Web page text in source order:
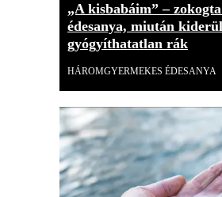
„A kisbabáim” –
édesanya, miután
gyógyíthatatlan rák
HÁROMGYERMEKES ÉDESANYA